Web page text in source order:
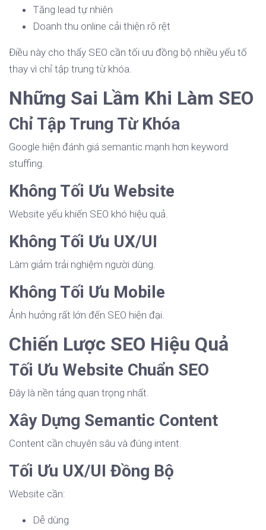
Tăng lead tự nhiên
Doanh thu online cải thiện rõ rệt
Điều này cho thấy SEO cần tối ưu đồng bộ nhiều yếu tố
thay vì chỉ tập trung từ khóa.
Những Sai Lầm Khi Làm SEO
Chỉ Tập Trung Từ Khóa
Google hiện đánh giá semantic mạnh hơn keyword
stuffing.
Không Tối Ưu Website
Website yếu khiến SEO khó hiệu quả.
Không Tối Ưu UX/UI
Làm giảm trải nghiệm người dùng.
Không Tối Ưu Mobile
Ảnh hưởng rất lớn đến SEO hiện đại.
Chiến Lược SEO Hiệu Quả
Tối Ưu Website Chuẩn SEO
Đây là nền tảng quan trọng nhất.
Xây Dựng Semantic Content
Content cần chuyên sâu và đúng intent.
Tối Ưu UX/UI Đồng Bộ
Website cần:
Dễ dùng